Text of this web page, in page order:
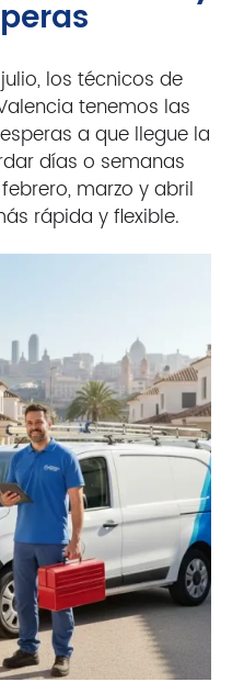
los técnicos de
tenemos las
a que llegue la
días o semanas
marzo y abril
rápida y flexible.